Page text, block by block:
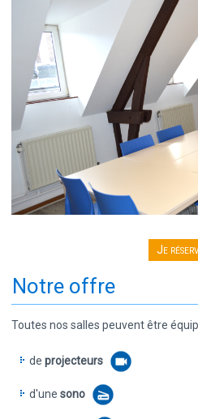
Je
Notre offre
Toutes nos salles peuvent être
de projecteurs
d'unesono